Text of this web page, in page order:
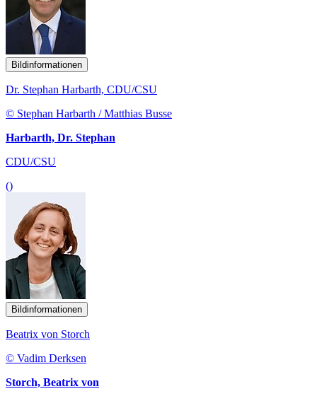
Bildinformationen
Dr. Stephan Harbarth, CDU/CSU
© Stephan Harbarth / Matthias Busse
Harbarth, Dr. Stephan
CDU/CSU
()
Bildinformationen
Beatrix von Storch
© Vadim Derksen
Storch, Beatrix von